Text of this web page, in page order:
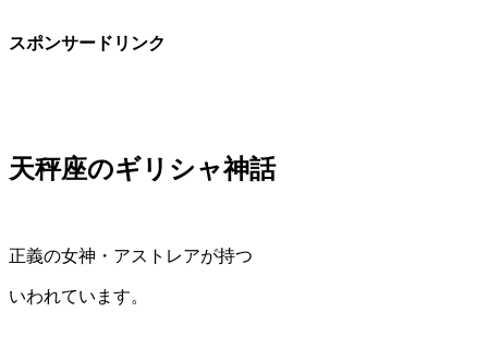
スポンサードリンク
天秤座のギリシャ神話
正義の女神・アストレアが持つ
いわれています。